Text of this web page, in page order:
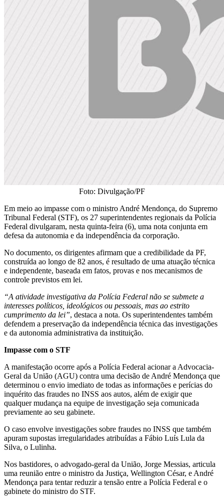
Foto: Divulgação/PF
Em meio ao impasse com o ministro André Mendonça, do Supremo
Tribunal Federal (STF), os 27 superintendentes regionais da Polícia
Federal divulgaram, nesta quinta-feira (6), uma nota conjunta em
defesa da autonomia e da independência da corporação.
No documento, os dirigentes afirmam que a credibilidade da PF,
construída ao longo de 82 anos, é resultado de uma atuação técnica
e independente, baseada em fatos, provas e nos mecanismos de
controle previstos em lei.
“A atividade investigativa da Polícia Federal não se submete a
interesses políticos, ideológicos ou pessoais, mas ao estrito
cumprimento da lei”, destaca a nota. Os superintendentes também
defendem a preservação da independência técnica das investigações
e da autonomia administrativa da instituição.
Impasse com o STF
A manifestação ocorre após a Polícia Federal acionar a Advocacia-
Geral da União (AGU) contra uma decisão de André Mendonça que
determinou o envio imediato de todas as informações e perícias do
inquérito das fraudes no INSS aos autos, além de exigir que
qualquer mudança na equipe de investigação seja comunicada
previamente ao seu gabinete.
O caso envolve investigações sobre fraudes no INSS que também
apuram supostas irregularidades atribuídas a Fábio Luís Lula da
Silva, o Lulinha.
Nos bastidores, o advogado-geral da União, Jorge Messias, articula
uma reunião entre o ministro da Justiça, Wellington César, e André
Mendonça para tentar reduzir a tensão entre a Polícia Federal e o
gabinete do ministro do STF.